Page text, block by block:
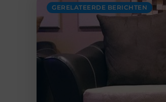
GERELATEERDE BERICHTEN